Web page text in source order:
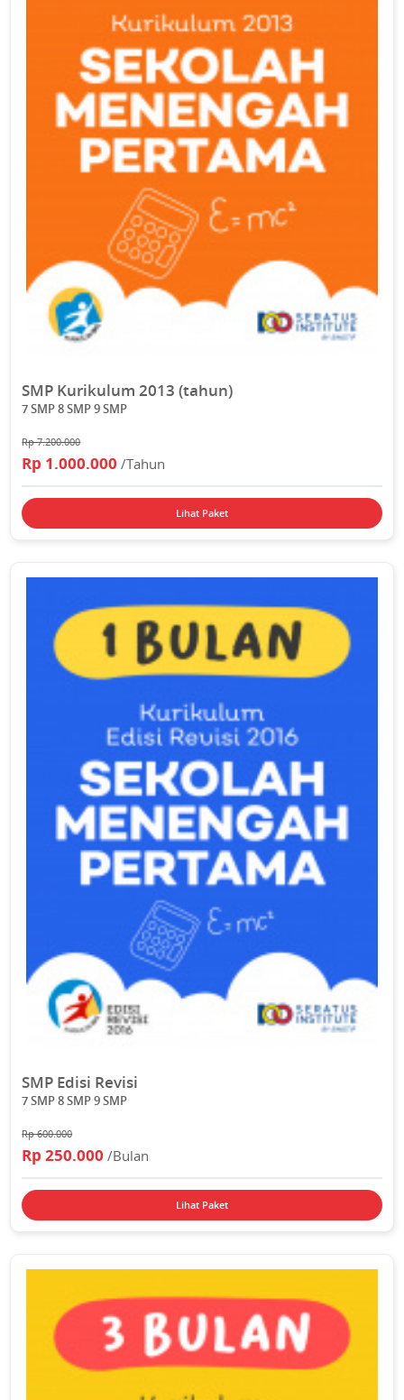
SMP Kurikulum 2013 (tahun)
7 SMP 8 SMP 9 SMP
Rp 7.200.000
Rp 1.000.000/Tahun
Lihat Paket
SMP Edisi Revisi
7 SMP 8 SMP 9 SMP
Rp 600.000
Rp 250.000/Bulan
Lihat Paket